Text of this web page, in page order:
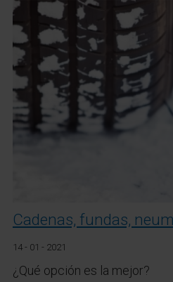
Cadenas, fundas,
14 - 01 - 2021
¿Qué opción es la mejor?